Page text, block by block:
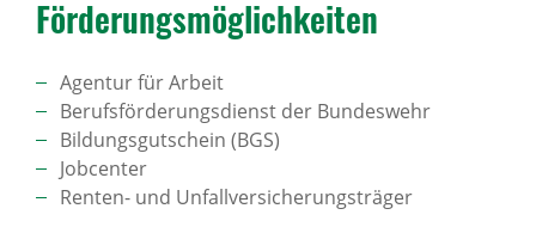
Förde­rungs­mög­lich­keiten
Agentur für Arbeit
Berufsförderungsdienst der Bundeswehr
Bildungsgutschein (BGS)
Jobcenter
Renten- und Unfallversicherungsträger